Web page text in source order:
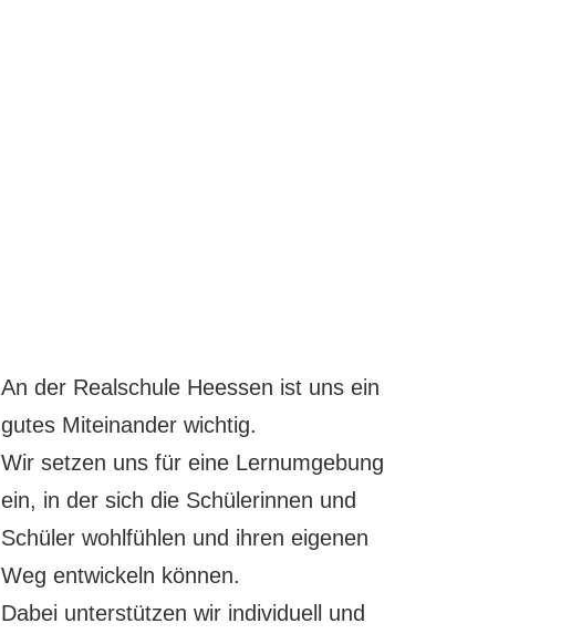
An der Realschule Heessen ist uns ein
gutes Miteinander wichtig.
Wir setzen uns für eine Lernumgebung
ein, in der sich die Schülerinnen und
Schüler wohlfühlen und ihren eigenen
Weg entwickeln können.
Dabei unterstützen wir individuell und